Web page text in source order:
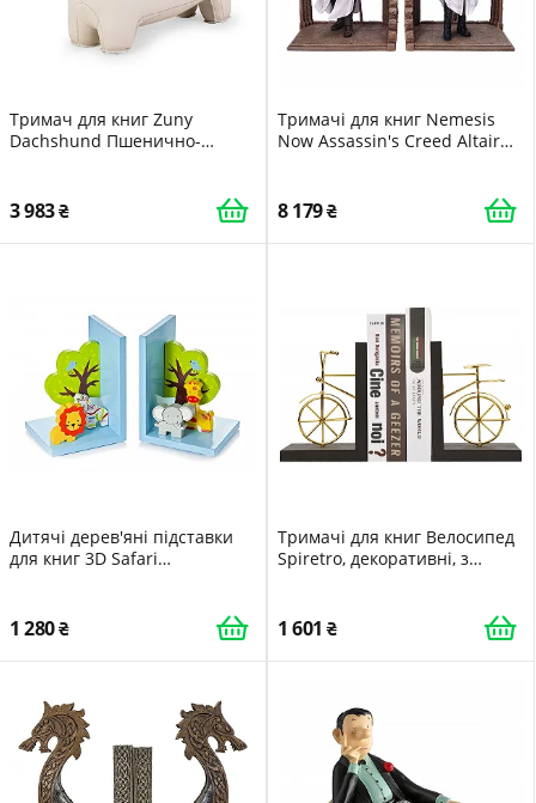
Тримач для книг Zuny
Dachshund Пшенично-
3 983
Тримачі для книг Nemesis
Now Assassin's Creed Altair
8 179
Дитячі дерев'яні підставки
для книг 3D Safari
хлопчиків та дівчаток
1 280
Тримачі для книг Велосипед
Spiretro, декоративні, з
1 601